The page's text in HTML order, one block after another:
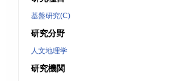
基盤研究(C)
研究分野
人文地理学
研究機関